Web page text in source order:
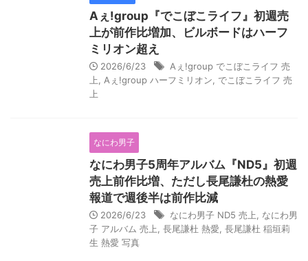
Aぇ!group『でこぼこライフ』初週売
上が前作比増加、ビルボードはハーフ
ミリオン超え
2026/6/23
Aぇ!group でこぼこライフ 売
上
Aぇ!group ハーフミリオン
でこぼこライフ 売
上
なにわ男子
なにわ男子5周年アルバム『ND5』初週
売上前作比増、ただし長尾謙杜の熱愛
報道で週後半は前作比減
2026/6/23 なにわ男子 ND5 売上
なにわ男
子 アルバム 売上 長尾謙杜 熱愛 長尾謙杜 稲垣莉
生 熱愛 写真